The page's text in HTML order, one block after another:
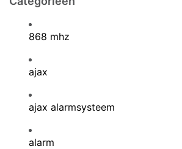
868 mhz
ajax
ajax alarmsysteem
alarm